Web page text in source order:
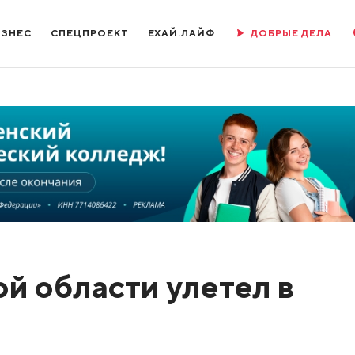
СПЕЦПРОЕКТ ЕХАЙ.ЛАЙФ ДОБРЫЕ ДЕЛА
области улетел в